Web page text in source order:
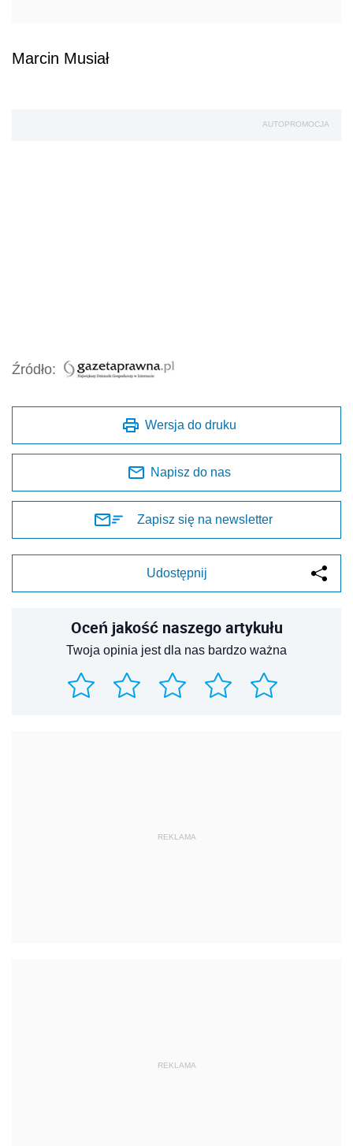
Marcin Musiał
AUTOPROMOCJA
Źródło:
Wersja do druku
Napisz do nas
Zapisz się na newsletter
Udostępnij
Oceń jakość naszego artykułu
Twoja opinia jest dla nas bardzo ważna
REKLAMA
REKLAMA